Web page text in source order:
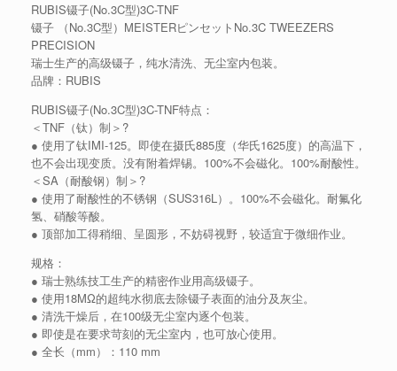
RUBIS镊子(No.3C型)3C-TNF
镊子 （No.3C型）MEISTERピンセットNo.3C TWEEZERS
PRECISION
瑞士生产的高级镊子，纯水清洗、无尘室内包装。
品牌：RUBIS
RUBIS镊子(No.3C型)3C-TNF特点：
＜TNF（钛）制＞?
● 使用了钛IMI-125。即使在摄氏885度（华氏1625度）的高温下，
也不会出现变质。没有附着焊锡。100%不会磁化。100%耐酸性。
＜SA（耐酸钢）制＞?
● 使用了耐酸性的不锈钢（SUS316L）。100%不会磁化。耐氟化
氢、硝酸等酸。
● 顶部加工得稍细、呈圆形，不妨碍视野，较适宜于微细作业。
规格：
● 瑞士熟练技工生产的精密作业用高级镊子。
● 使用18MΩ的超纯水彻底去除镊子表面的油分及灰尘。
● 清洗干燥后，在100级无尘室内逐个包装。
● 即使是在要求苛刻的无尘室内，也可放心使用。
● 全长（mm）：110 mm